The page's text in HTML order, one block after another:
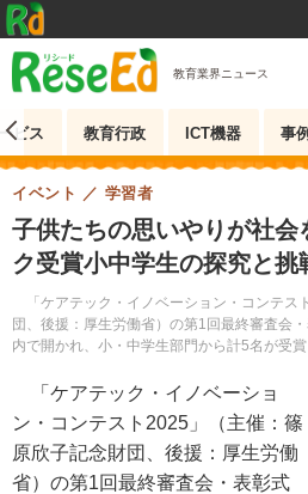
教育業界ニュース
ビス 教育行政 ICT機器 事
子供たちの思いやりが社会
ク受賞小中学生の探究と挑
「ケアテック・イノベーション・コンテス
団、後援：厚生労働省）の第1回最終審査会
内で開かれ、小・中学生部門から計5名が受賞
イベント 学習者
「ケアテック・イノベーショ
ン・コンテスト2025」（主催：篠
原欣子記念財団、後援：厚生労働
省）の第1回最終審査会・表彰式